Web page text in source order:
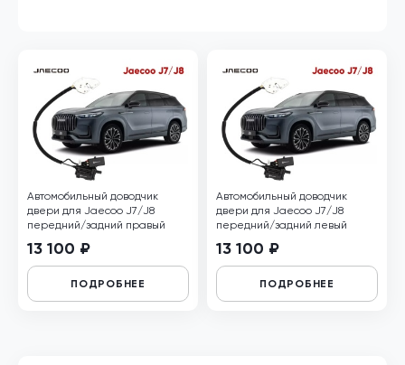
Автомобильный доводчик
двери для Jaecoo J7/J8
передний/задний правый
13 100 ₽
ПОДРОБНЕЕ
Автомобильный доводчик
двери для Jaecoo J7/J8
передний/задний левый
13 100 ₽
ПОДРОБНЕЕ